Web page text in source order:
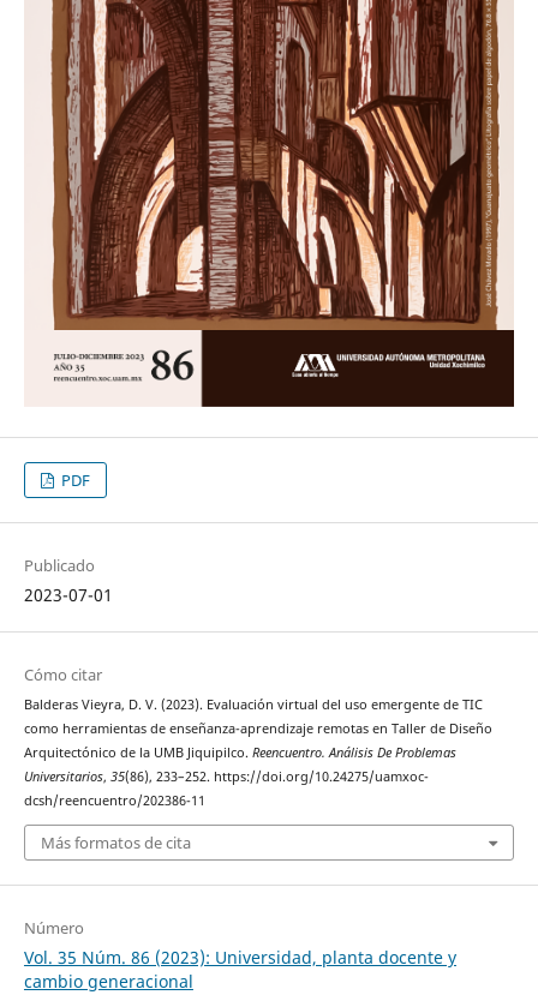
PDF
Publicado
2023-07-01
Cómo citar
Balderas Vieyra, D. V. (2023). Evaluación virtual del uso emergente de TIC
como herramientas de enseñanza-aprendizaje remotas en Taller de Diseño
Arquitectónico de la UMB Jiquipilco. Reencuentro. Análisis De Problemas
Universitarios, 35(86), 233–252. https://doi.org/10.24275/uamxoc-
dcsh/reencuentro/202386-11
Más formatos de cita
Número
Vol. 35 Núm. 86 (2023): Universidad, planta docente y
cambio generacional